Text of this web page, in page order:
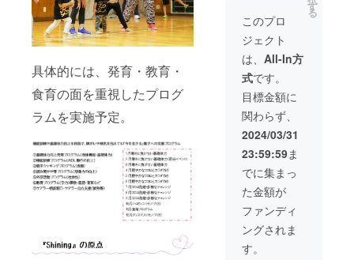
具体的には、発育・教育・
食育の面を重視したプログ
ラムを実施予定。
掲載期
間は
2024年
5月から
1年間で
す。
※詳細は
メール
にて調
整いた
しま
す。 ※
ネット
ワーク
販売や
企業イ
メージ
が相違
する場
合等、
掲載を
お断り
させて
いただ
く場合
ていた
だきま
す。 イ
ベント
時にス
ポン
サー様
のご紹
介をさ
せてた
だきま
す。 ※
掲載す
る企業
名とリ
ンクを
備考欄
にご記
お選び
くださ
い。 ・
大豆
ミート
を使っ
たキー
マカ
レー ・
糖質オ
フの
オープ
ンサン
ド ※有
効期限
は2024
年5月か
ら1年間
です。
す
る
このプロ
ジェクト
は、 All-In方
式です。
目標金額に
関わらず、
2024/03/31
23:59:59ま
でに集まっ
た金額が
ファンディ
ングされま
す。